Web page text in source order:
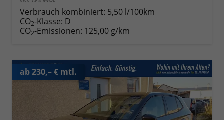
Verbrauch kombiniert: 5,50 l/100km
CO2-Klasse: D
CO2-Emissionen: 125,00 g/km
ab 230,– € mtl.